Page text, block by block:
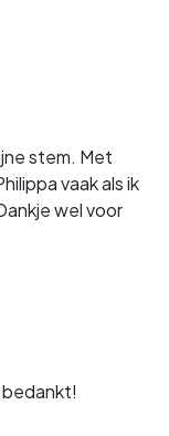
stem. Met
vaak als ik
wel voor
bedankt!